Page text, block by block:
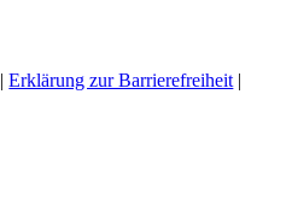
|Erklärung zur Barrierefreiheit |